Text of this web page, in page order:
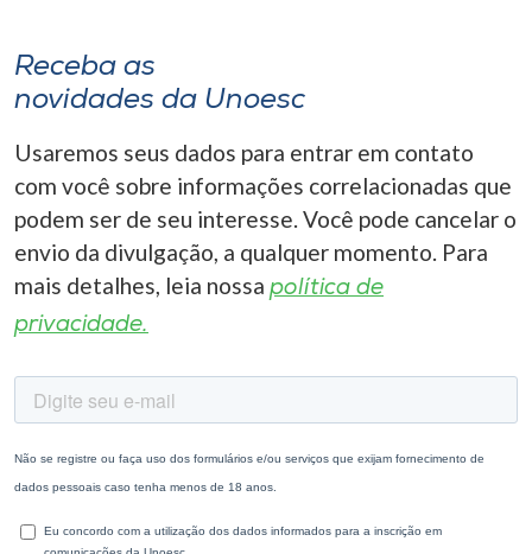
Receba as
novidades da Unoesc
Usaremos seus dados para entrar em contato
com você sobre informações correlacionadas que
podem ser de seu interesse. Você pode cancelar o
envio da divulgação, a qualquer momento. Para
mais detalhes, leia nossa política de
privacidade.